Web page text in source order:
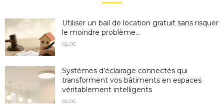
Utiliser un bail de location gratuit sans risquer
le moindre problème...
BLOG
Systèmes d’éclairage connectés qui
transforment vos bâtiments en espaces
véritablement intelligents
BLOG